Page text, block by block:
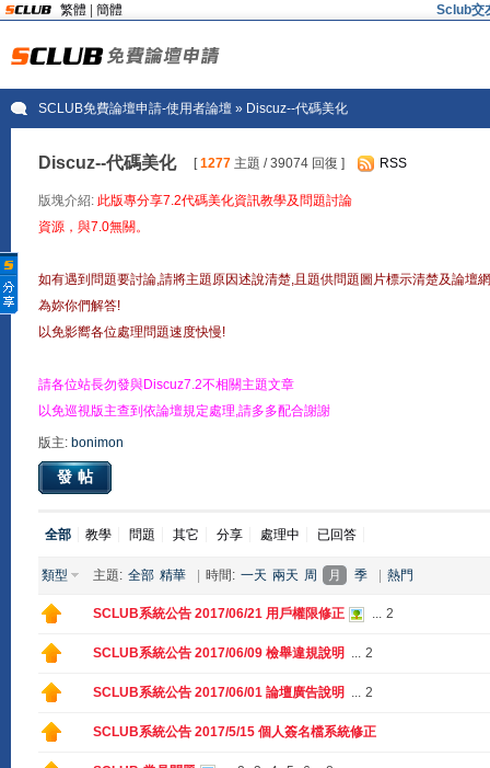
繁體 簡體 Sclub交
SCLUB免費論壇申請-使用者論壇» Discuz--代碼美化
Discuz--代碼美化 [1277主題 / 39074 回復 ] RSS
版塊介紹: 此版專分享7.2代碼美化資訊教學及問題討論
資源，與7.0無關。
如有遇到問題要討論,請將主題原因述說清楚,且題供問題圖片標示清楚及論壇
為妳你們解答!
以免影嚮各位處理問題速度快慢!
請各位站長勿發與Discuz7.2不相關主題文章
以免巡視版主查到依論壇規定處理,請多多配合謝謝
版主: bonimon
發帖
全部 教學 問題 其它 分享 處理中 已回答
類型 主題: 全部 精華 時間: 一天 兩天 周 月 季 熱門
SCLUB系統公告 2017/06/21 用戶權限修正 ... 2
SCLUB系統公告 2017/06/09 檢舉違規說明 ... 2
SCLUB系統公告 2017/06/01 論壇廣告說明 ... 2
SCLUB系統公告 2017/5/15 個人簽名檔系統修正